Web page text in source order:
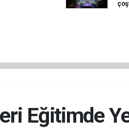
Eğitimde